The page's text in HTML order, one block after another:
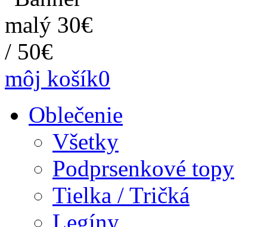
môj košík0
Oblečenie
Všetky
Podprsenkové topy
Tielka / Tričká
Legíny